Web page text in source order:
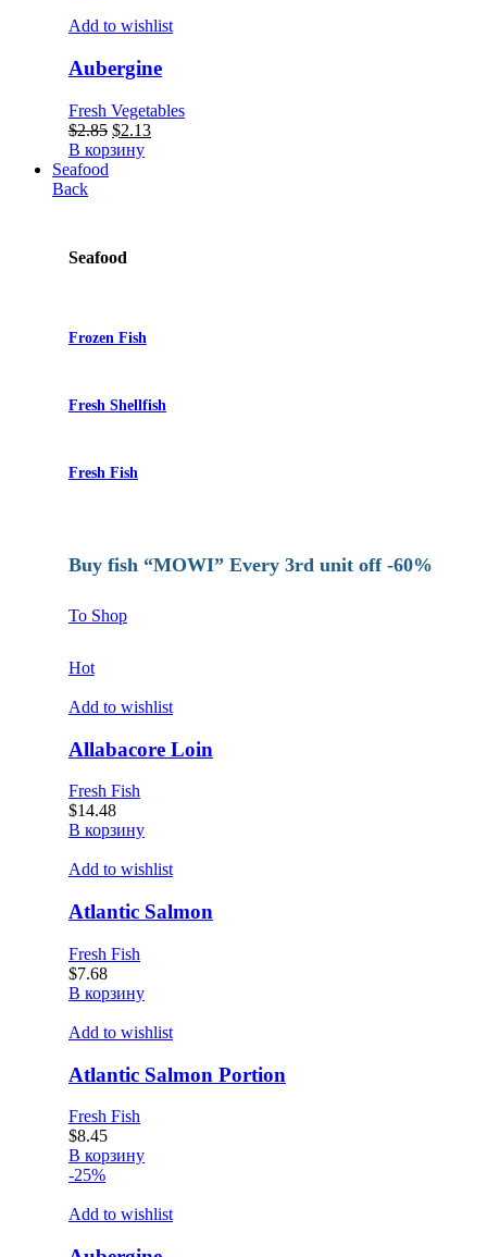
Add to wishlist
Aubergine
Fresh Vegetables
$2.85 Первоначальная
цена
$2.13Текущая
В корзину
Seafood
Back
Seafood
Frozen Fish
Fresh Shellfish
Fresh Fish
Buy fish “MOWI” Every 3rd unit off -60%
To Shop
Hot
Add to wishlist
Allabacore Loin
Fresh Fish
$14.48
В корзину
Add to wishlist
Atlantic Salmon
Fresh Fish
$7.68
В корзину
Add to wishlist
Atlantic Salmon Portion
Fresh Fish
$8.45
В корзину
-25%
Add to wishlist